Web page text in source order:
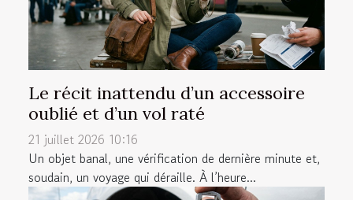
Le récit inattendu d’un accessoire
oublié et d’un vol raté
21 juillet 2026 10:16
Un objet banal, une vérification de dernière minute et,
soudain, un voyage qui déraille. À l’heure...